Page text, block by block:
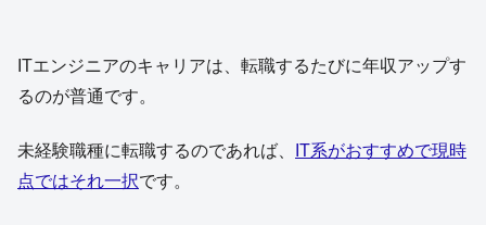
ITエンジニアのキャリアは、転職するたびに年収アップす
るのが普通です。
未経験職種に転職するのであれば、
IT系がおすすめで現時
点ではそれ一択です。